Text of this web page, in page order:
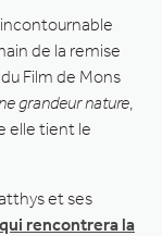
de la remise
Film de Mons
grandeur nature
elle tient le
et ses
rencontrera la